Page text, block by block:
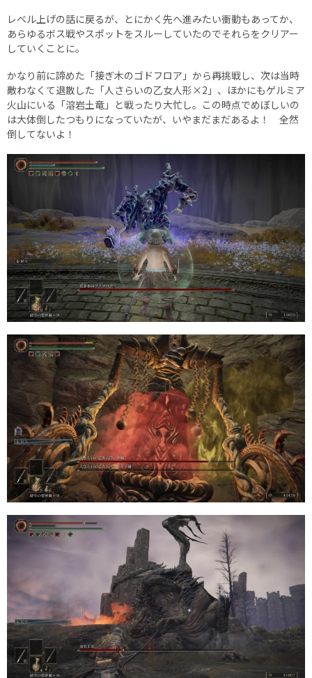
レベル上げの話に戻るが、とにかく先へ進みたい衝動もあってか、
あらゆるボス戦やスポットをスルーしていたのでそれらをクリアー
していくことに。
かなり前に諦めた「接ぎ木のゴドフロア」から再挑戦し、次は当時
敵わなくて退散した「人さらいの乙女人形×2」、ほかにもゲルミア
火山にいる「溶岩土竜」と戦ったり大忙し。この時点でめぼしいの
は大体倒したつもりになっていたが、いやまだまだあるよ！ 全然
倒してないよ！